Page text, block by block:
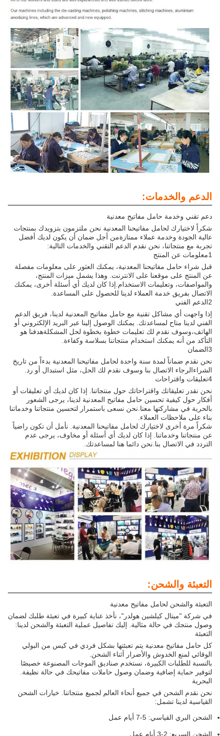
الدعم والخدمات:
دعم تقني وخدمة حامل مفاتيح معدنية
شكراً لاختيارك لحامل مفاتيحنا المعدنية نحن ملتزمون بتزويدك بمنتجات
عالية الجودة وخدمة عملاء ممتازةمن أجل ضمان أن يكون لديك أفضل
تجربة مع منتجاتنا، نحن نقدم الدعم التقني والخدمات التالية:
قبل شراء حامل مفاتيحنا المعدنية، يمكنك العثور على معلومات مفصلة
عن المنتج على موقعنا على الانترنت. وهذا يشمل ميزات المنتج،
والمواصفات، وتعليمات الاستخدام.إذا كان لديك أي أسئلة أخرى، يمكنك
الاتصال بفريق خدمة العملاء لدينا للحصول على المساعدة.
إذا واجهت أي مشاكل تقنية مع حامل مفاتيح المعدنية لدينا، فريق الدعم
الفني لدينا متاح لمساعدتك. يمكنك الوصول إلينا عبر البريد الإلكتروني أو
الهاتف،وسوف نقدم لك تعليمات خطوة بخطوة لحل المشكلةهدفنا هو
التأكد من أنه يمكنك استخدام منتجاتنا بسلاسة وكفاءة.
نحن نقدم ضماناً لمدة سنة واحدة لحامل مفاتيحنا المعدنية بدءاً من تاريخ
الشراءالرجاء الاتصال بنا وسوف نقدم لك الحل، مثل استبدال أو رد.
4تعليقات واقتراحات
نحن نقدر تعليقاتك واقتراحاتك حول منتجاتنا. إذا كان لديك أي تعليقات أو
أفكار حول كيفية تحسين حامل مفاتيح المعدنية لدينا، يرجى الشعور
بالحرية في مشاركتها معنا.نحن نسعى باستمرار لتحسين منتجاتنا وخدماتنا
بناء على ملاحظات العملاء.
شكراً مرة أخرى لاختيارك لحامل مفاتيحنا المعدنية. نأمل أن تكون راضياً
عن منتجاتنا وخدماتنا. إذا كان لديك أي أسئلة أو مخاوف، يرجى عدم
التردد في الاتصال بنا.نحن دائما هنا لمساعدتك.
التعبئة والشحن:
التعبئة والشحن لحامل مفاتيح معدنية
في شركة "ميتال كيلشين هولدر"، نأخذ عناية كبيرة في تعبئة طلبك لضمان
وصول منتجك في حالة مثالية. إليك تفاصيل عملية التعبئة والشحن لدينا:
التعبئة
كل حامل مفاتيح معدنية يتم تعبئتها بشكل فردي في كيس من البولي
الوقائي لمنع الخدوش والأضرار أثناء الشحن.
بالنسبة للطلبات الكبيرة، نستخدم صناديق الموجات المصنوعة خصيصًا
لتوفير حماية إضافية وضمان وصول حاملات مفاتيحك في حالة نظيفة.
البحرية
نحن نقدم الشحن في جميع أنحاء العالم لجميع منتجاتنا. خيارات الشحن
القياسية لدينا تشمل:
الشحن البري القياسي: 5-7 أيام عمل
الشحن السريع: 2-3 أيام عمل